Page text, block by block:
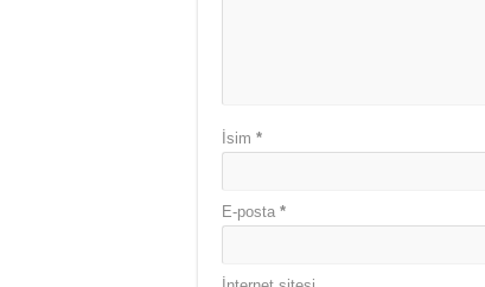
İsim *
E-posta *